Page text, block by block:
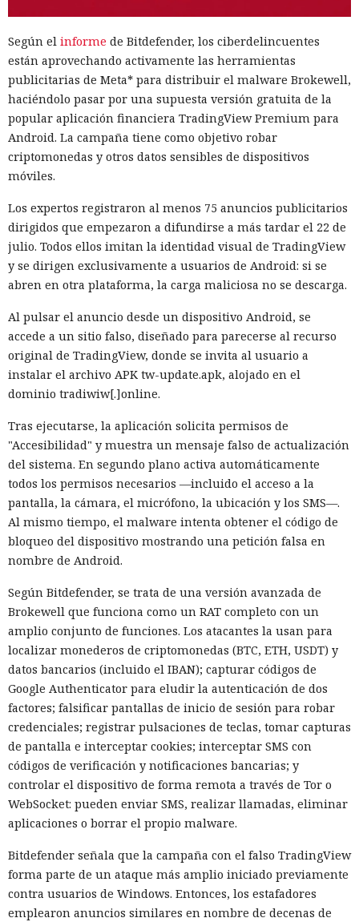
Según el informe de Bitdefender, los ciberdelincuentes
están aprovechando activamente las herramientas
publicitarias de Meta* para distribuir el malware Brokewell,
haciéndolo pasar por una supuesta versión gratuita de la
popular aplicación financiera TradingView Premium para
Android. La campaña tiene como objetivo robar
criptomonedas y otros datos sensibles de dispositivos
móviles.
Los expertos registraron al menos 75 anuncios publicitarios
dirigidos que empezaron a difundirse a más tardar el 22 de
julio. Todos ellos imitan la identidad visual de TradingView
y se dirigen exclusivamente a usuarios de Android: si se
abren en otra plataforma, la carga maliciosa no se descarga.
Al pulsar el anuncio desde un dispositivo Android, se
accede a un sitio falso, diseñado para parecerse al recurso
original de TradingView, donde se invita al usuario a
instalar el archivo APK tw-update.apk, alojado en el
dominio tradiwiw[.]online.
Tras ejecutarse, la aplicación solicita permisos de
"Accesibilidad" y muestra un mensaje falso de actualización
del sistema. En segundo plano activa automáticamente
todos los permisos necesarios —incluido el acceso a la
pantalla, la cámara, el micrófono, la ubicación y los SMS—.
Al mismo tiempo, el malware intenta obtener el código de
bloqueo del dispositivo mostrando una petición falsa en
nombre de Android.
Según Bitdefender, se trata de una versión avanzada de
Brokewell que funciona como un RAT completo con un
amplio conjunto de funciones. Los atacantes la usan para
localizar monederos de criptomonedas (BTC, ETH, USDT) y
datos bancarios (incluido el IBAN); capturar códigos de
Google Authenticator para eludir la autenticación de dos
factores; falsificar pantallas de inicio de sesión para robar
credenciales; registrar pulsaciones de teclas, tomar capturas
de pantalla e interceptar cookies; interceptar SMS con
códigos de verificación y notificaciones bancarias; y
controlar el dispositivo de forma remota a través de Tor o
WebSocket: pueden enviar SMS, realizar llamadas, eliminar
aplicaciones o borrar el propio malware.
Bitdefender señala que la campaña con el falso TradingView
forma parte de un ataque más amplio iniciado previamente
contra usuarios de Windows. Entonces, los estafadores
emplearon anuncios similares en nombre de decenas de